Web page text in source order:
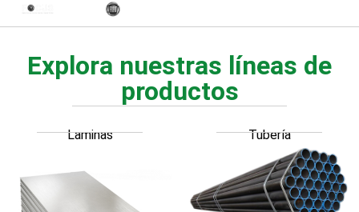
Explora nuestras líneas de
productos
Laminas Tubería